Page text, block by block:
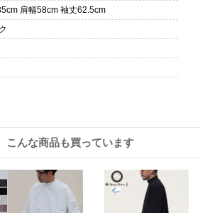
肩幅58cm 袖丈62.5cm
こんな商品も買っています